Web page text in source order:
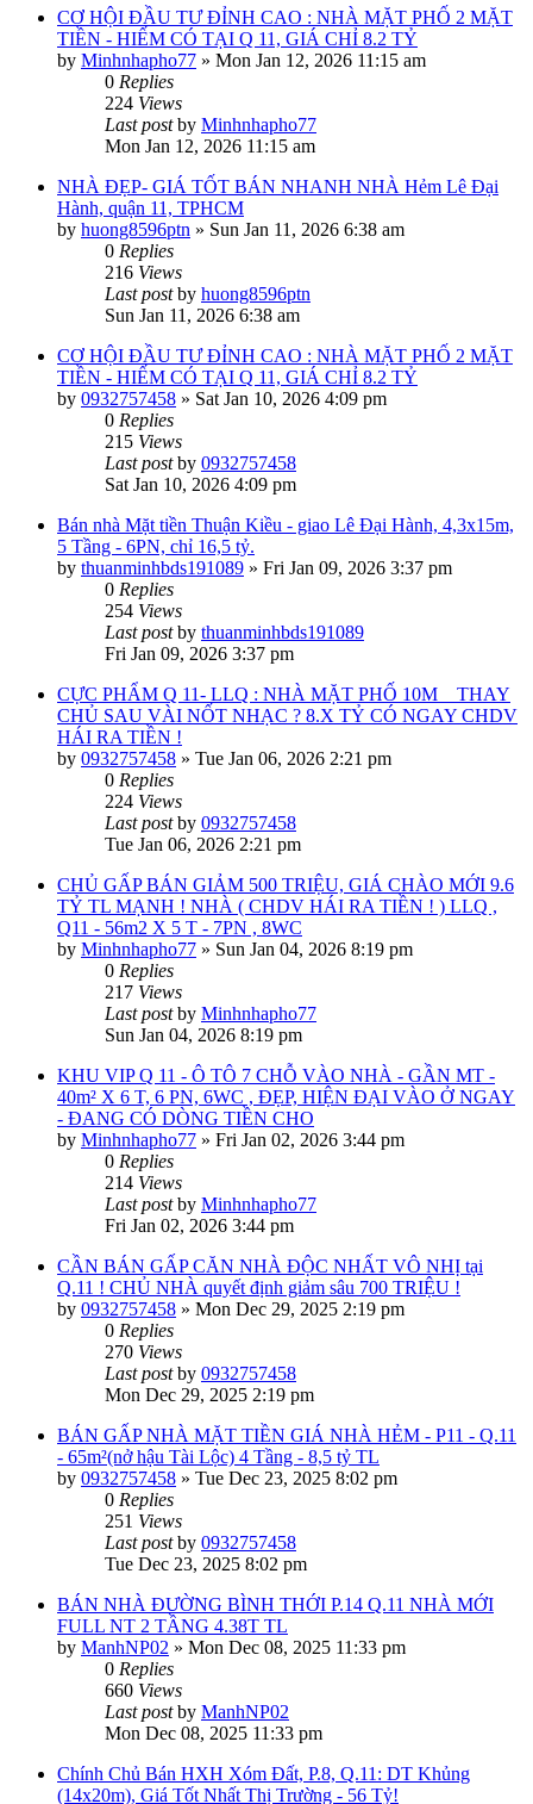
CƠ HỘI ĐẦU TƯ ĐỈNH CAO : NHÀ MẶT PHỐ 2 MẶT
TIỀN - HIẾM CÓ TẠI Q 11, GIÁ CHỈ 8.2 TỶ
by Minhnhapho77 » Mon Jan 12, 2026 11:15 am
0 Replies
224 Views
Last postby Minhnhapho77
Mon Jan 12, 2026 11:15 am
NHÀ ĐẸP- GIÁ TỐT BÁN NHANH NHÀ Hẻm Lê Đại
Hành, quận 11, TPHCM
by huong8596ptn » Sun Jan 11, 2026 6:38 am
0 Replies
216 Views
Last postby huong8596ptn
Sun Jan 11, 2026 6:38 am
CƠ HỘI ĐẦU TƯ ĐỈNH CAO : NHÀ MẶT PHỐ 2 MẶT
TIỀN - HIẾM CÓ TẠI Q 11, GIÁ CHỈ 8.2 TỶ
by 0932757458 » Sat Jan 10, 2026 4:09 pm
0 Replies
215 Views
Last postby 0932757458
Sat Jan 10, 2026 4:09 pm
Bán nhà Mặt tiền Thuận Kiều - giao Lê Đại Hành, 4,3x15m,
5 Tầng - 6PN, chỉ 16,5 tỷ.
by thuanminhbds191089 » Fri Jan 09, 2026 3:37 pm
0 Replies
254 Views
Last postby thuanminhbds191089
Fri Jan 09, 2026 3:37 pm
CỰC PHẨM Q 11- LLQ : NHÀ MẶT PHỐ 10M _ THAY
CHỦ SAU VÀI NỐT NHẠC ? 8.X TỶ CÓ NGAY CHDV
HÁI RA TIỀN !
by 0932757458 » Tue Jan 06, 2026 2:21 pm
0 Replies
224 Views
Last postby 0932757458
Tue Jan 06, 2026 2:21 pm
CHỦ GẤP BÁN GIẢM 500 TRIỆU, GIÁ CHÀO MỚI 9.6
TỶ TL MẠNH ! NHÀ ( CHDV HÁI RA TIỀN ! ) LLQ ,
Q11 - 56m2 X 5 T - 7PN , 8WC
by Minhnhapho77 » Sun Jan 04, 2026 8:19 pm
0 Replies
217 Views
Last postby Minhnhapho77
Sun Jan 04, 2026 8:19 pm
KHU VIP Q 11 - Ô TÔ 7 CHỖ VÀO NHÀ - GẦN MT -
40m² X 6 T, 6 PN, 6WC , ĐẸP, HIỆN ĐẠI VÀO Ở NGAY
- ĐANG CÓ DÒNG TIỀN CHO
by Minhnhapho77 » Fri Jan 02, 2026 3:44 pm
0 Replies
214 Views
Last postby Minhnhapho77
Fri Jan 02, 2026 3:44 pm
CẦN BÁN GẤP CĂN NHÀ ĐỘC NHẤT VÔ NHỊ tại
Q.11 ! CHỦ NHÀ quyết định giảm sâu 700 TRIỆU !
by 0932757458 » Mon Dec 29, 2025 2:19 pm
0 Replies
270 Views
Last postby 0932757458
Mon Dec 29, 2025 2:19 pm
BÁN GẤP NHÀ MẶT TIỀN GIÁ NHÀ HẺM - P11 - Q.11
- 65m²(nở hậu Tài Lộc) 4 Tầng - 8,5 tỷ TL
by 0932757458 » Tue Dec 23, 2025 8:02 pm
0 Replies
251 Views
Last postby 0932757458
Tue Dec 23, 2025 8:02 pm
BÁN NHÀ ĐƯỜNG BÌNH THỚI P.14 Q.11 NHÀ MỚI
FULL NT 2 TẦNG 4.38T TL
by ManhNP02 » Mon Dec 08, 2025 11:33 pm
0 Replies
660 Views
Last postby ManhNP02
Mon Dec 08, 2025 11:33 pm
Chính Chủ Bán HXH Xóm Đất, P.8, Q.11: DT Khủng
(14x20m), Giá Tốt Nhất Thị Trường - 56 Tỷ!